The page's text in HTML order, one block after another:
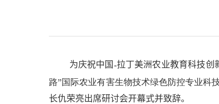
为庆祝中国 -拉丁美洲农业教育科技创
路”国际农业有害生物技术绿色防控专业科
长仇荣亮出席研讨会开幕式并致辞。